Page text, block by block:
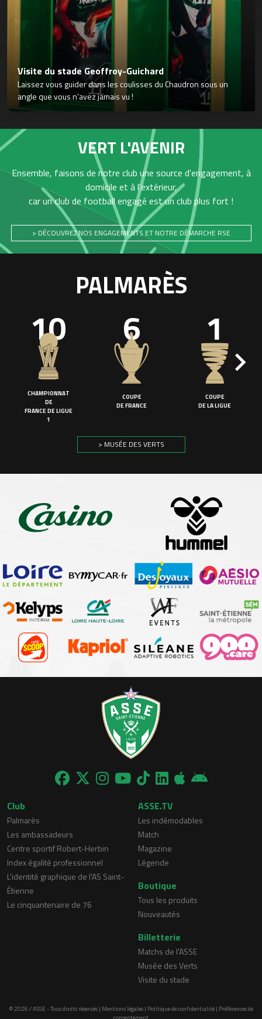
Visite du stade Geoffroy-Guichard
Laissez vous guider dans les coulisses du Chaudron sous un
angle que vous n’avez jamais vu !
VERT L'AVENIR
Ensemble, faisons de notre club une source d'engagement, à
domicile et à l'extérieur,
car un club de football engagé est un club plus fort !
> DÉCOUVREZ NOS ENGAGEMENTS ET NOTRE DÉMARCHE RSE
PALMARÈS
10
CHAMPIONNAT
DE
FRANCE DE LIGUE
1
6
COUPE
DE FRANCE
1
COUPE
DE LA LIGUE
> MUSÉE DES VERTS
Club
Palmarès
Les ambassadeurs
Centre sportif Robert-Herbin
Index égalité professionnel
L'identité graphique de l'AS Saint-
Étienne
Le cinquantenaire de 76
ASSE.TV
Les indémodables
Match
Magazine
Légende
Boutique
Tous les produits
Nouveautés
Billetterie
Matchs de l'ASSE
Musée des Verts
Visite du stade
© 2026 / ASSE - Tous droits réservés | Mentions légales| Politique de confidentialité| Préférences de